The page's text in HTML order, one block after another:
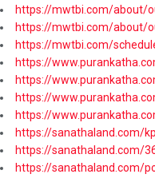
https://mwtbi.com/about/
https://mwtbi.com/about/
https://mwtbi.com/
https://
https://
https://
https://
https://sanathaland.com/
https://sanathaland.com/
https://sanathaland.com/